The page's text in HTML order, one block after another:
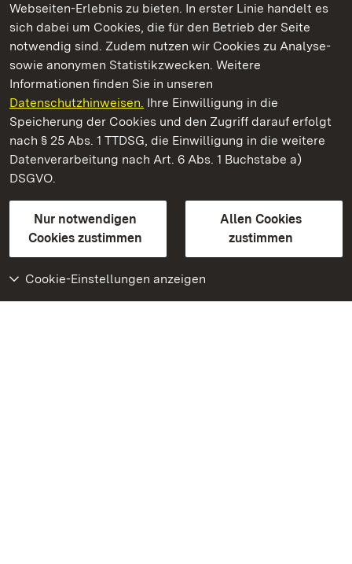
Webseiten-Erlebnis zu bieten. In erster Linie handelt es
sich dabei um Cookies, die für den Betrieb der Seite
notwendig sind. Zudem nutzen wir Cookies zu Analyse-
sowie anonymen Statistikzwecken. Weitere
Informationen finden Sie in unseren
Datenschutzhinweisen. Ihre Einwilligung in die
Speicherung der Cookies und den Zugriff darauf erfolgt
nach § 25 Abs. 1 TTDSG, die Einwilligung in die weitere
Datenverarbeitung nach Art. 6 Abs. 1 Buchstabe a)
DSGVO.
Nur notwendigen
Cookies zustimmen
Allen Cookies
zustimmen
Cookie-Einstellungen anzeigen
Kommen. Staunen. Genießen.
Staatliche Schlösser und Gärten Baden‑Württemberg
Staatliche Schlösser und Gärten Baden-Württemberg
Kontakt
GebärdenspracheLeichte Sprache
Erklärung zur Barrierefreiheit
BITV-konform (geprüfte Seiten)
Weiteres